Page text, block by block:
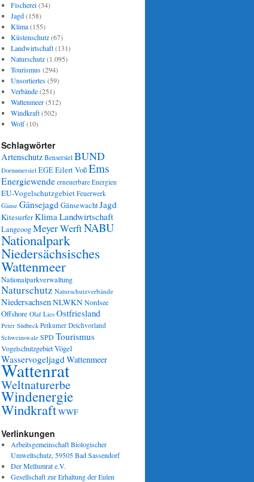
Fischerei(34)
Jagd(158)
Klima(155)
Küstenschutz(67)
Landwirtschaft(131)
Naturschutz(1.095)
Tourismus(294)
Unsortiertes(59)
Verbände(251)
Wattenmeer(512)
Windkraft(502)
Wolf(10)
Schlagwörter
Artenschutz Bensersiel BUND
Dornumersiel EGEEilert VoßEms
Energiewende erneuerbare Energien
EU-Vogelschutzgebiet Feuerwerk
Gänse GänsejagdGänsewachtJagd
KitesurferKlimaLandwirtschaft
LangeoogMeyer WerftNABU
Nationalpark
Niedersächsisches
Wattenmeer
Nationalparkverwaltung
Naturschutz Naturschutzverbände
NiedersachsenNLWKNNordsee
Offshore Olaf Lies Ostfriesland
Peter Südbeck Petkumer Deichvorland
Schweinswale SPDTourismus
VogelschutzgebietVögel
WasservogeljagdWattenmeer
Wattenrat
Weltnaturerbe
Windenergie
WindkraftWWF
Verlinkungen
Arbeitsgemeinschaft Biologischer
Umweltschutz, 59505 Bad Sassendorf
Der Mellumrat e.V.
Gesellschaft zur Erhaltung der Eulen